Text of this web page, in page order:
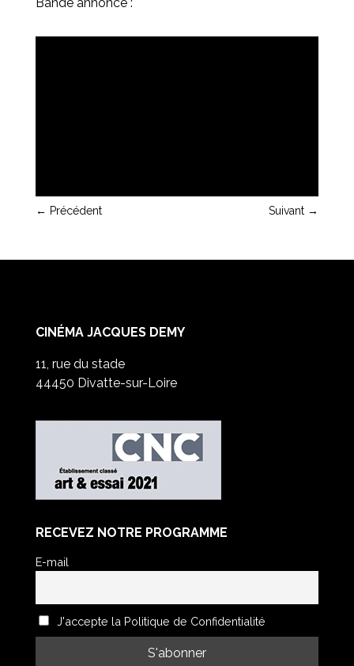
← Précédent Suivant →
CINÉMA JACQUES DEMY
11, rue du stade
44450 Divatte-sur-Loire
RECEVEZ NOTRE PROGRAMME
E-mail
J'accepte la Politique de Confidentialité